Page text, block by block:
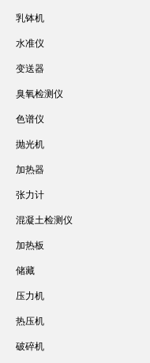
乳钵机
水准仪
变送器
臭氧检测仪
色谱仪
抛光机
加热器
张力计
混凝土检测仪
加热板
储藏
压力机
热压机
破碎机